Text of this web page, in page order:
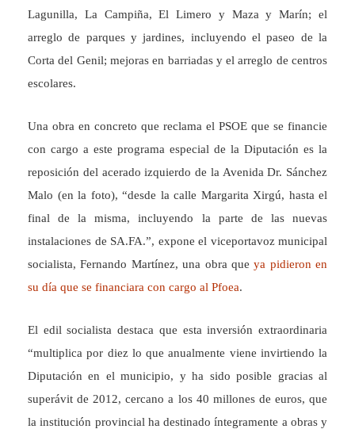
Lagunilla, La Campiña, El Limero y Maza y Marín; el
arreglo de parques y jardines, incluyendo el paseo de la
Corta del Genil; mejoras en barriadas y el arreglo de centros
escolares.
Una obra en concreto que reclama el PSOE que se financie
con cargo a este programa especial de la Diputación es la
reposición del acerado izquierdo de la Avenida Dr. Sánchez
Malo (en la foto), “desde la calle Margarita Xirgú, hasta el
final de la misma, incluyendo la parte de las nuevas
instalaciones de SA.FA.”, expone el viceportavoz municipal
socialista, Fernando Martínez, una obra queya pidieron en
su día que se financiara con cargo al Pfoea.
El edil socialista destaca que esta inversión extraordinaria
“multiplica por diez lo que anualmente viene invirtiendo la
Diputación en el municipio, y ha sido posible gracias al
superávit de 2012, cercano a los 40 millones de euros, que
la institución provincial ha destinado íntegramente a obras y